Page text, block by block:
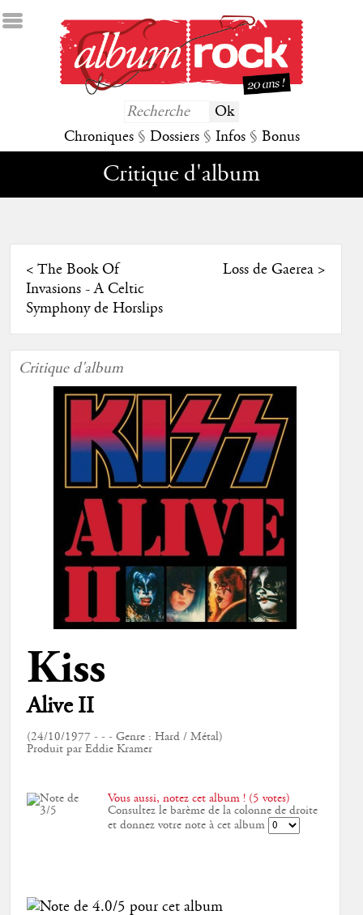
Chroniques § Dossiers § Infos § Bonus
Critique d'album
< The Book Of
Invasions - A Celtic
Symphony de Horslips
Loss de Gaerea>
Critique d'album
Kiss
Alive II
(24/10/1977 - - - Genre : Hard / Métal)
Produit par Eddie Kramer
Vous aussi, notez cet album ! (5 votes)
Consultez le barème de la colonne de droite
et donnez votre note à cet album